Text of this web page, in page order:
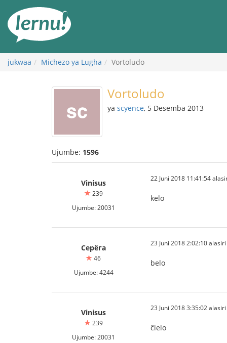
maudhui
jukwaa Michezo ya Lugha Vortoludo
Vortoludo
ya scyence, 5 Desemba 2013
Ujumbe: 1596
Vinisus
239
Ujumbe: 20031
22 Juni 2018 11:41:54
kelo
Серёга
46
Ujumbe: 4244
23 Juni 2018 2:02:10 alasiri
belo
Vinisus
239
Ujumbe: 20031
23 Juni 2018 3:35:02 alasiri
ĉielo